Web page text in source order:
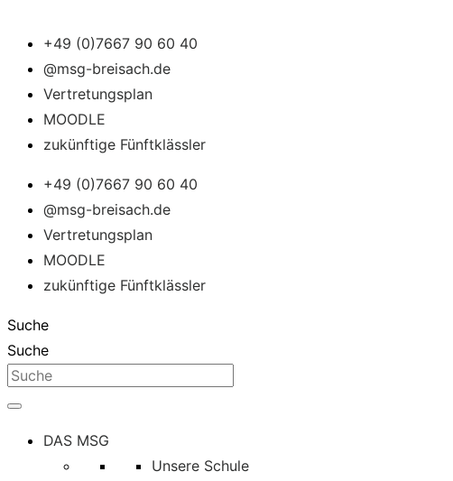
+49 (0)7667 90 60 40
@msg-breisach.de
Vertretungsplan
MOODLE
zukünftige Fünftklässler
+49 (0)7667 90 60 40
@msg-breisach.de
Vertretungsplan
MOODLE
zukünftige Fünftklässler
Suche
Suche
DAS MSG
Unsere Schule